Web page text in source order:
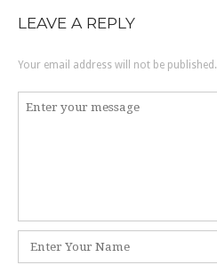
navigation
LEAVE A REPLY
Your email address will not be published.
Comment